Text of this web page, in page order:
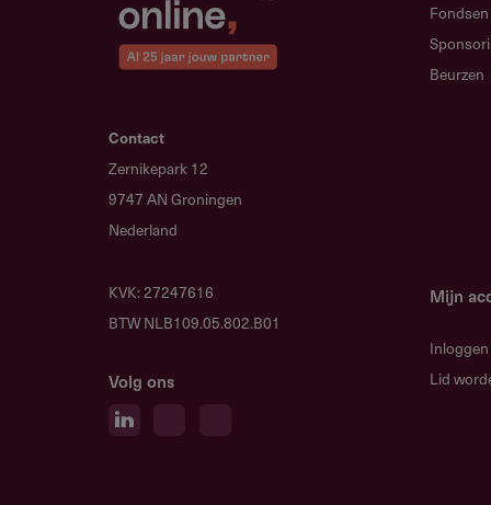
GreenLoans
https://
Contact
Zernikepark 12
9747 AN Groningen
Nederland
KVK: 27247616
BTW NLB109.05.802.B01
Volg ons
Fondsen
Beurzen
Mijn
Inloggen
Lid